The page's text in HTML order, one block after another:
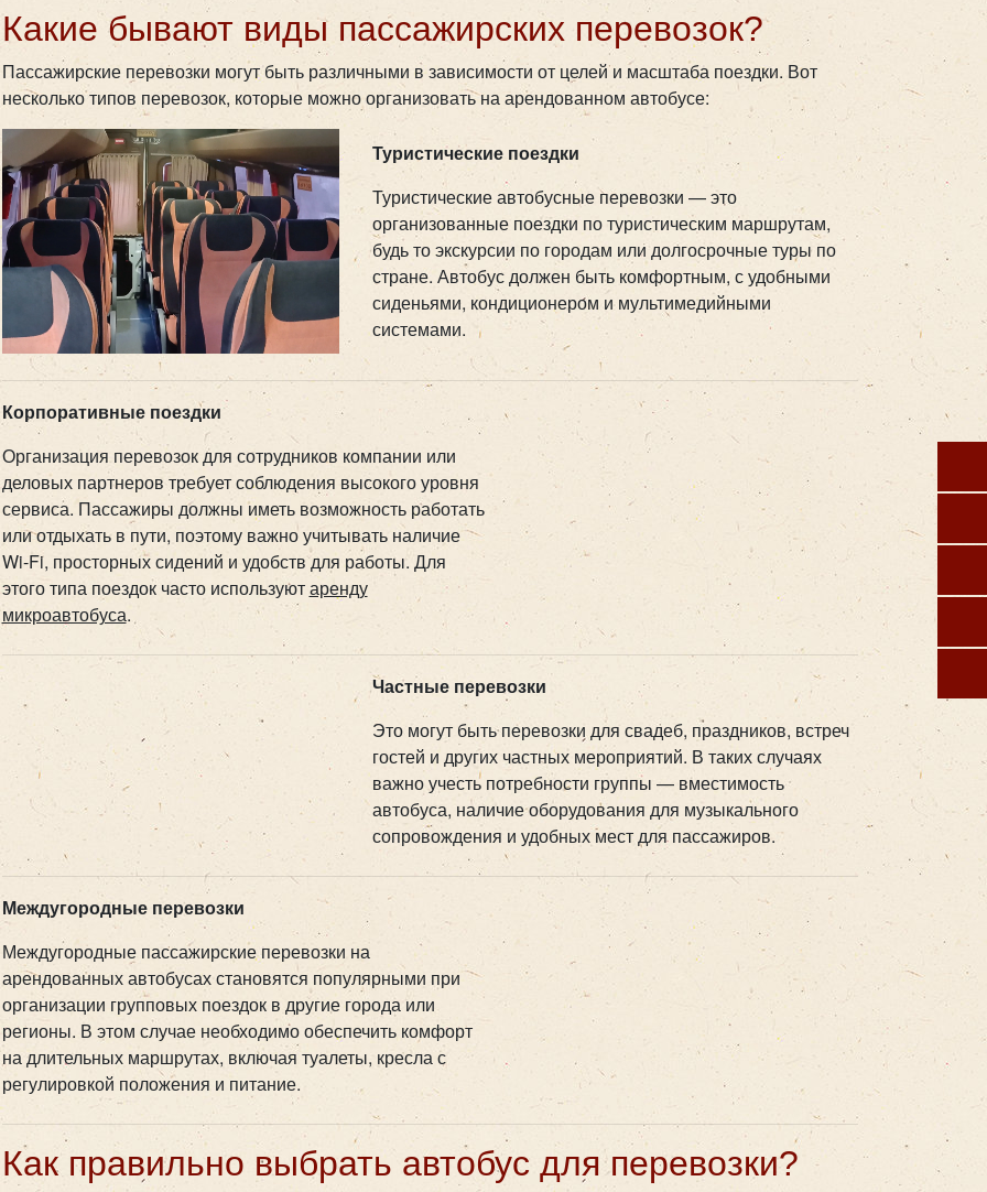
Какие бывают виды пассажирских перевозок?
Пассажирские перевозки могут быть различными в зависимости от целей и масштаба поездки. Вот
несколько типов перевозок, которые можно организовать на арендованном автобусе:
Туристические поездки
Туристические автобусные перевозки — это
организованные поездки по туристическим маршрутам,
будь то экскурсии по городам или долгосрочные туры по
стране. Автобус должен быть комфортным, с удобными
сиденьями, кондиционером и мультимедийными
системами.
Корпоративные поездки
Организация перевозок для сотрудников компании или
деловых партнеров требует соблюдения высокого уровня
сервиса. Пассажиры должны иметь возможность работать
или отдыхать в пути, поэтому важно учитывать наличие
Wi-Fi, просторных сидений и удобств для работы. Для
этого типа поездок часто используютаренду
микроавтобуса.
Частные перевозки
Это могут быть перевозки для свадеб, праздников, встреч
гостей и других частных мероприятий. В таких случаях
важно учесть потребности группы — вместимость
автобуса, наличие оборудования для музыкального
сопровождения и удобных мест для пассажиров.
Междугородные перевозки
Междугородные пассажирские перевозки на
арендованных автобусах становятся популярными при
организации групповых поездок в другие города или
регионы. В этом случае необходимо обеспечить комфорт
на длительных маршрутах, включая туалеты, кресла с
регулировкой положения и питание.
Как правильно выбрать автобус для перевозки?